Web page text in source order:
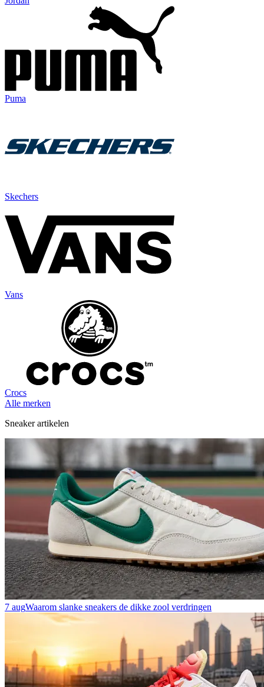
Puma
Skechers
Vans
Crocs
Alle merken
Sneaker artikelen
7 augWaarom slanke sneakers de dikke zool verdringen